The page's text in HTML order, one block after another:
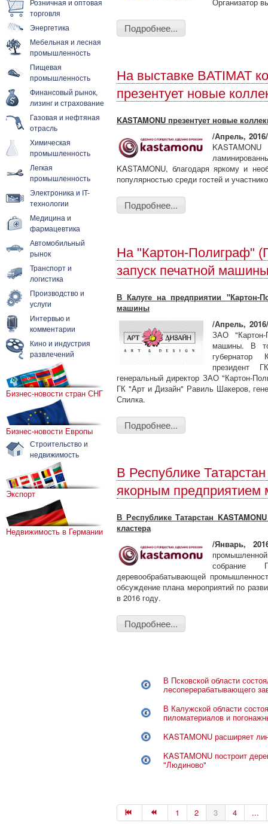
Розничная и оптовая
торговля
Энергетика
Мебельная и лесная
промышленность
Пищевая
промышленность
Финансовый рынок,
лизинг и страхование
Газовая и нефтяная
отрасль
Химическая
промышленность
Легкая
промышленность
Электроника и IT-
технологии
Медицина и
фармацевтика
Автомобильный
рынок
Транспорт и
логистика
Производство и
услуги
Интервью и
комментарии
Кино и индустрия
развлечений
Бизнес-новости стран СНГ
Бизнес-новости Европы
Строительство и
недвижимость
Экспорт
Недвижимость в Германии
Подробнее...
На выставке BATIMAT
презентует новые
KASTAMONU презентует новые
/Апрель, 2016/
KASTAMONU, благодаря яркому и
популярностью среди гостей и
Подробнее...
На "Картон-Полиграф"
запуск печатной
В Калуге на предприятии "Картон-
машины
/Апрель, 2016/
ЗАО "Картон-
машины. В
губернатор
президент
генеральный директор ЗАО "Картон-
ГК "Арт и Дизайн" Равиль Шакеров,
Спилка.
Подробнее...
В Республике
якорным предприятием
В Республике Татарстан
кластера
/Январь,
собрание
деревообрабатывающей
обсуждение плана мероприятий по
в 2016 году.
Подробнее...
В Псковской области
лесоперерабатывающего
В Калужской области
пиломатериалов и
KASTAMONU расширяет
KASTAMONU построит
"Людиново"
1 2 3 4 ...